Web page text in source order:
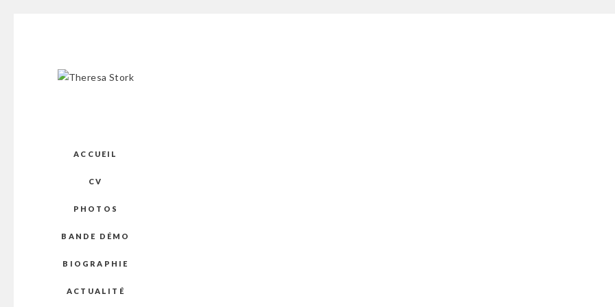
ACCUEIL
CV
PHOTOS
BANDE DÉMO
BIOGRAPHIE
ACTUALITÉ